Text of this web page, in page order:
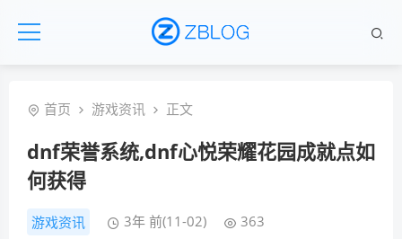
首页 游戏资讯 正文
dnf荣誉系统,dnf心悦荣耀花园成就点如
何获得
游戏资讯 3年 前(11-02) 363